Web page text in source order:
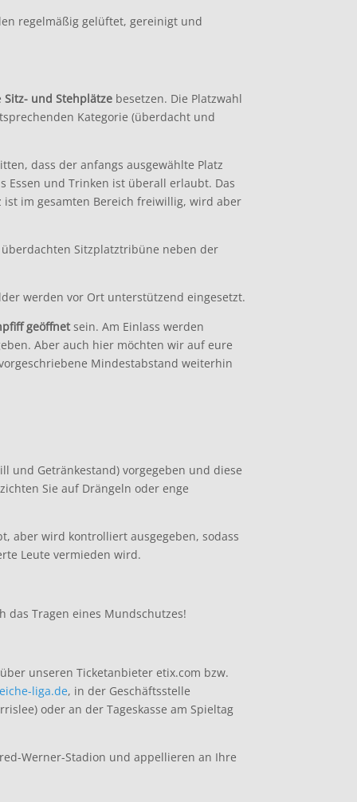
regelmäßig gelüftet, gereinigt und
Sitz- und Stehplätze besetzen. Die Platzwahl
Kategorie (überdacht und
dass der anfangs ausgewählte Platz
Essen und Trinken ist überall erlaubt. Das
ist im gesamten Bereich freiwillig, wird aber
Sitzplatztribüne neben der
werden vor Ort unterstützend eingesetzt.
geöffnet sein. Am Einlass werden
Aber auch hier möchten wir auf eure
Mindestabstand weiterhin
und Getränkestand) vorgegeben und diese
Sie auf Drängeln oder enge
aber wird kontrolliert ausgegeben, sodass
Leute vermieden wird.
das Tragen eines Mundschutzes!
unseren Ticketanbieter etix.com bzw.
liga.de, in der Geschäftsstelle
oder an der Tageskasse am Spieltag
Werner-Stadion und appellieren an Ihre